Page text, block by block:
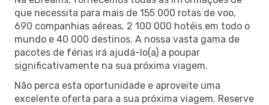
que necessita para mais de 155 000 rotas de voo,
690 companhias aéreas, 2 100 000 hotéis em todo o
mundo e 40 000 destinos. A nossa vasta gama de
pacotes de férias irá ajudá-lo(a) a poupar
significativamente na sua próxima viagem.
Não perca esta oportunidade e aproveite uma
excelente oferta para a sua próxima viagem. Reserve